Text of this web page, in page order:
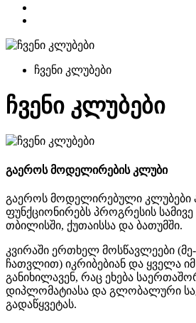
ჩვენი კლუბები
ჩვენი კლუბები
გაეროს მოდელირების კლუბი
გაეროს მოდელირებული კლუბები
ფუნქციონირებს პროგრესის
თბილისში, ქუთაისსა და ბათუმში.
კვირაში ერთხელ მოსწავლეები
ჩათვლით) იკრიბებიან და ყველა
განიხილავენ, რაც ეხება
დიპლომატიასა და გლობალური
გადაწყვეტას.